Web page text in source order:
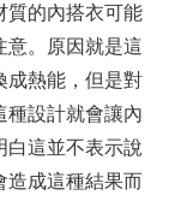
質的內搭衣可能
意。原因就是這
成熱能，但是對
種設計就會讓內
白這並不表示說
造成這種結果而